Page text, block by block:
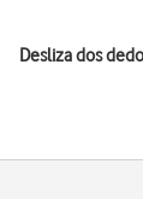
Desliza dos